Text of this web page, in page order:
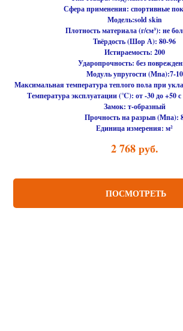
Сфера применения: спортивные
Модель:sold skin
Плотность материала (г/см³): не
Твёрдость (Шор А): 80-96
Истираемость: 200
Ударопрочность: без
Модуль упругости (Мпа):7-10
Максимальная температура теплого пола при
Температура эксплуатации (℃): от -30 до +50
Замок: т-образный
Прочность на разрыв (Мпа):
Единица измерения: м²
2 768 руб.
ПОСМОТРЕТЬ